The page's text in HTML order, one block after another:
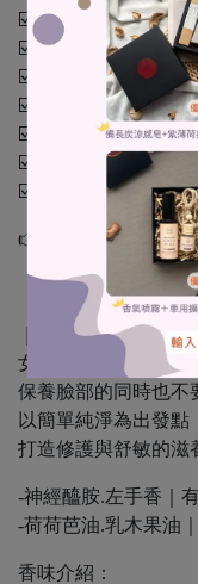
☑️酪梨除障平安皂｜
☑️真正薰衣草皂｜草
☑️玫瑰薰衣草皂｜花
☑️癒創木綠泥皂｜草
☑️凡事必橙皂｜清新
☑️玫瑰伊人皂｜經典
☑️金好運招財皂｜柑
👉內容物：肥皂、附
｜精油護手霜｜
女人的手是第二張臉
保養臉部的同時也不
以簡單純淨為出發點
打造修護與舒敏的滋
-神經醯胺.左手香｜
-荷荷芭油.乳木果油
香味介紹：